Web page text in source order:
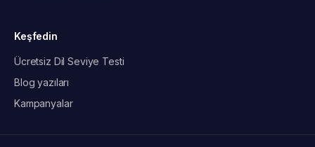
Keşfedin
Ücretsiz Dil Seviye Testi
Blog yazıları
Kampanyalar